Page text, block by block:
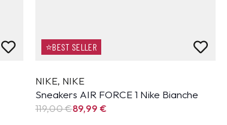
⭐BEST SELLER
NIKE, NIKE
Sneakers AIR FORCE 1 Nike Bianche
119,00 €89,99 €